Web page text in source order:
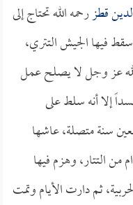
قطزرحمه الله تحتاج إلى
فيها الجيش التتري،
عز وجل لا يصلح عمل
إلا أنه سلط على
سنة متصلة، عاشها
التتار، وهزم فيها
ثم دارت الأيام وتمت